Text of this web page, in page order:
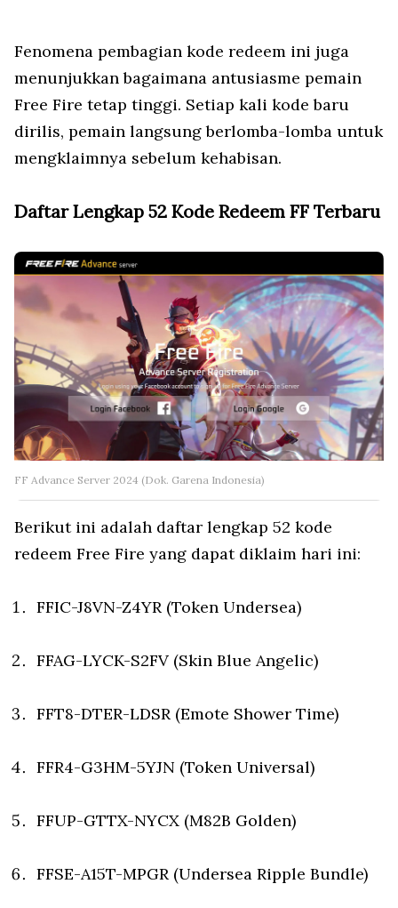
Fenomena pembagian kode redeem ini juga
menunjukkan bagaimana antusiasme pemain
Free Fire tetap tinggi. Setiap kali kode baru
dirilis, pemain langsung berlomba-lomba untuk
mengklaimnya sebelum kehabisan.
Daftar Lengkap 52 Kode Redeem FF Terbaru
FF Advance Server 2024 (Dok. Garena Indonesia)
Berikut ini adalah daftar lengkap 52 kode
redeem Free Fire yang dapat diklaim hari ini:
FFIC-J8VN-Z4YR (Token Undersea)
FFAG-LYCK-S2FV (Skin Blue Angelic)
FFT8-DTER-LDSR (Emote Shower Time)
FFR4-G3HM-5YJN (Token Universal)
FFUP-GTTX-NYCX (M82B Golden)
FFSE-A15T-MPGR (Undersea Ripple Bundle)